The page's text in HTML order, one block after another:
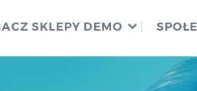
SKLEPY DEMO